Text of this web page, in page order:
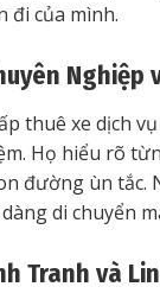
đi của mình.
Nghiệp
thuê xe dịch
Họ hiểu rõ
đường ùn tắc.
di chuyển
Tranh và